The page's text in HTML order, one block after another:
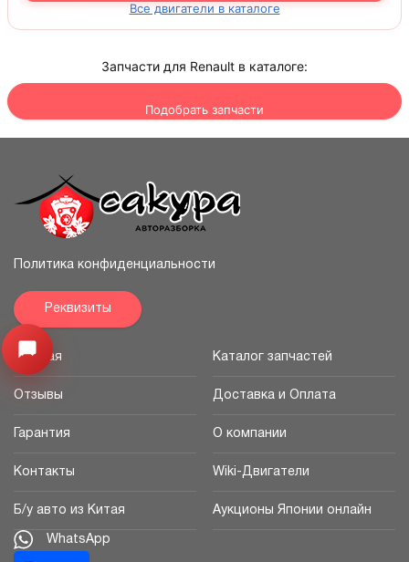
Все двигатели в каталоге
Запчасти для Renault в каталоге:
Подобрать запчасти
Узнайте цену запчасти ->
Политика конфиденциальности
Реквизиты
Главная Каталог запчастей
Отзывы Доставка и Оплата
Гарантия О компании
Контакты Wiki-Двигатели
Б/у авто из Китая Аукционы Японии онлайн
WhatsApp